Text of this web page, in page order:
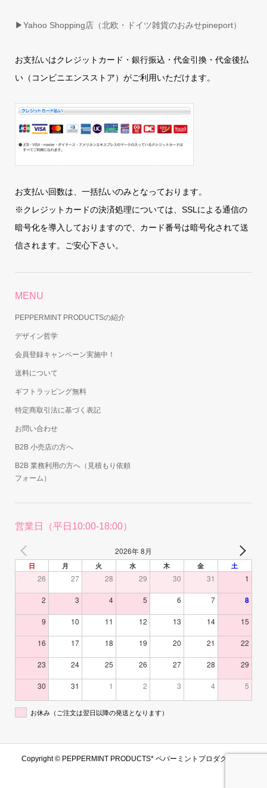
▶Yahoo Shopping店（北欧・ドイツ雑貨のおみせpineport）
お支払いはクレジットカード・銀行振込・代金引換・代金後払
い（コンビニエンスストア）がご利用いただけます。
お支払い回数は、一括払いのみとなっております。
※クレジットカードの決済処理については、SSLによる通信の
暗号化を導入しておりますので、カード番号は暗号化されて送
信されます。ご安心下さい。
MENU
PEPPERMINT PRODUCTSの紹介
デザイン哲学
会員登録キャンペーン実施中！
送料について
ギフトラッピング無料
特定商取引法に基づく表記
お問い合わせ
B2B 小売店の方へ
B2B 業務利用の方へ（見積もり依頼
フォーム）
営業日（平日10:00-18:00）
2026年 8月
日 月 火 水 木 金 土
26 27 28 29 30 31 1
2 3 4 5 6 7 8
9 10 11 12 13 14 15
16 17 18 19 20 21 22
23 24 25 26 27 28 29
30 31 1 2 3 4 5
お休み（ご注文は翌日以降の発送となります）
Copyright ©PEPPERMINT PRODUCTS* ペパーミントプロダクツ. All